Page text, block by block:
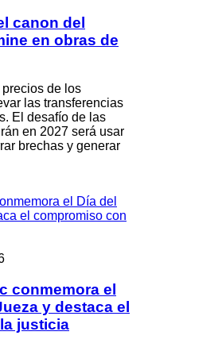
canon del
en obras de
de los
las transferencias
El desafío de las
en 2027 será usar
brechas y generar
conmemora el
y destaca el
justicia